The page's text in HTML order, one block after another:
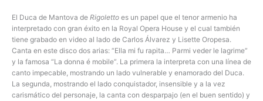
El Duca de Mantova de Rigoletto es un papel que el tenor armenio ha
interpretado con gran éxito en la Royal Opera House y el cual también
tiene grabado en video al lado de Carlos Álvarez y Lisette Oropesa.
Canta en este disco dos arias: “Ella mi fu rapita… Parmi veder le lagrime”
y la famosa “La donna é mobile”. La primera la interpreta con una línea de
canto impecable, mostrando un lado vulnerable y enamorado del Duca.
La segunda, mostrando el lado conquistador, insensible y a la vez
carismático del personaje, la canta con desparpajo (en el buen sentido) y